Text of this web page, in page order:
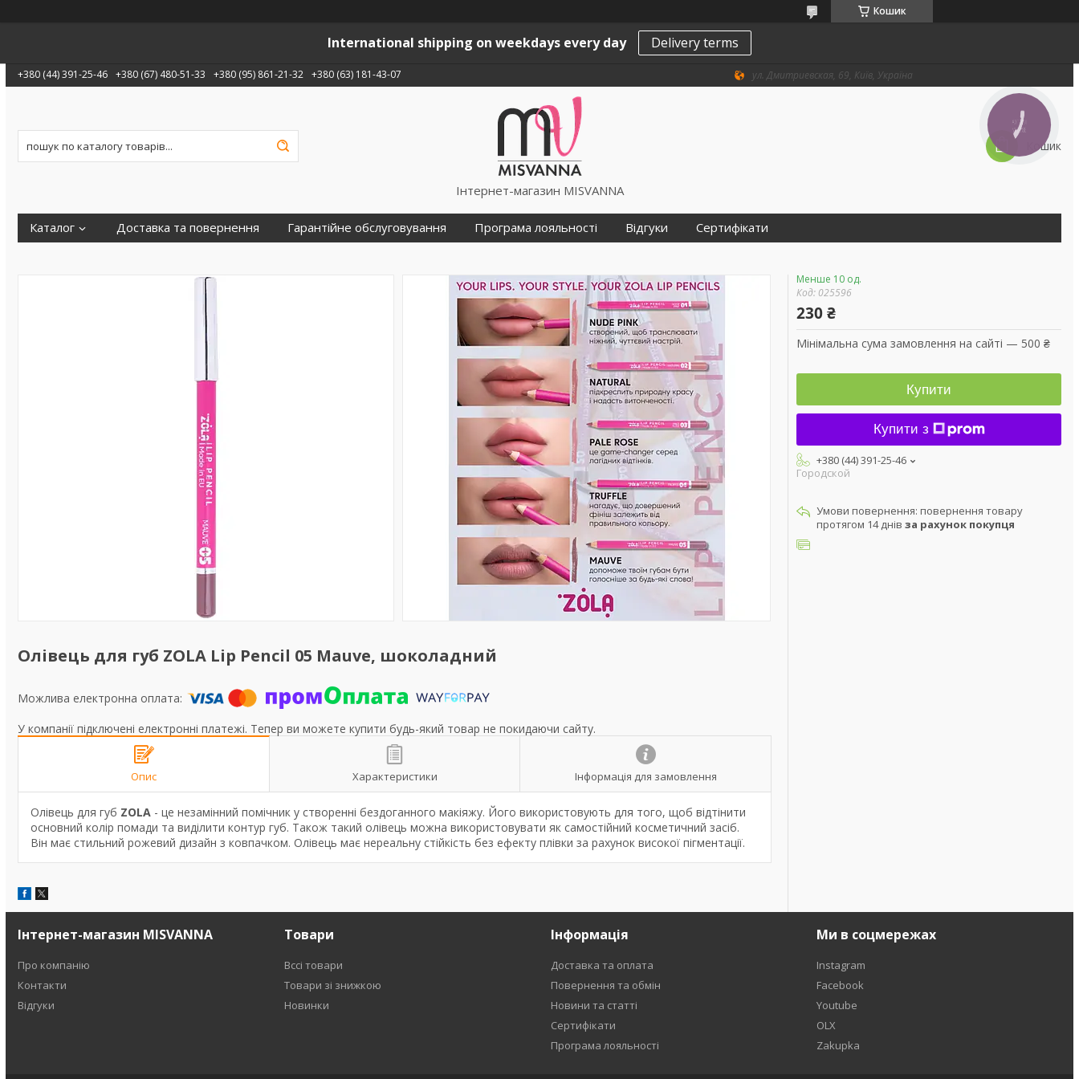
Кошик
International shipping on weekdays every day Delivery terms
+380 (44) 391-25-46 +380 (67) 480-51-33 +380 (95) 861-21-32 +380 (63) 181-43-07 ул. Дмитриевская, 69, Київ, Україна
Інтернет-магазин MISVANNA
Кошик
Каталог Доставка та повернення Гарантійне обслуговування Програма лояльності Відгуки Сертифікати
Олівець для губ ZOLA Lip Pencil 05 Mauve, шоколадний
У компанії підключені електронні платежі. Тепер ви можете купити будь-який товар не покидаючи сайту.
Опис Характеристики Інформація для замовлення
Олівець для губ ZOLA - це незамінний помічник у створенні бездоганного макіяжу. Його використовують для того, щоб відтінити
основний колір помади та виділити контур губ. Також такий олівець можна використовувати як самостійний косметичний засіб.
Він має стильний рожевий дизайн з ковпачком. Олівець має нереальну стійкість без ефекту плівки за рахунок високої пігментації.
Менше 10 од.
Код: 025596
230 ₴
Мінімальна сума замовлення на сайті — 500 ₴
Купити
Купити з
+380 (44) 391-25-46
Городской
повернення товару
протягом 14 днів за рахунок покупця
Інтернет-магазин MISVANNA
Про компанію
Контакти
Відгуки
Товари
Вссі товари
Товари зі знижкою
Новинки
Інформація
Доставка та оплата
Повернення та обмін
Новини та статті
Сертифікати
Програма лояльності
Ми в соцмережах
Instagram
Facebook
Youtube
OLX
Zakupka
КНОПКА
ЗВ'ЯЗКУ